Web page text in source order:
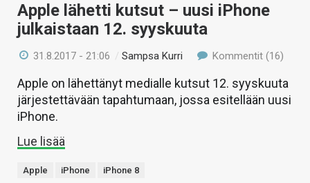
Apple lähetti kutsut – uusi iPhone
julkaistaan 12. syyskuuta
31.8.2017 - 21:06 /Sampsa Kurri Kommentit (16)
Apple on lähettänyt medialle kutsut 12. syyskuuta
järjestettävään tapahtumaan, jossa esitellään uusi
iPhone.
Lue lisää
Apple iPhone iPhone 8